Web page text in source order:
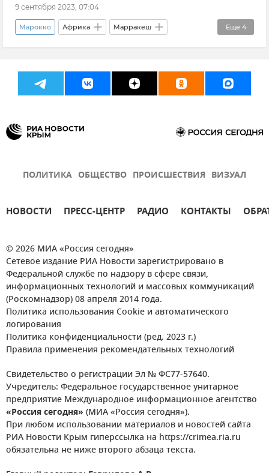
9 сентября 2023, 07:04
Еще 4
Марокко Африка Марракеш
Стихия Землетрясение Новости
В мире
ПОЛИТИКА ОБЩЕСТВО ПРОИСШЕСТВИЯ ВИЗУАЛ
НОВОСТИ ПРЕСС-ЦЕНТР РАДИО КОНТАКТЫ
© 2026 МИА «Россия сегодня»
Сетевое издание РИА Новости зарегистрировано в
Федеральной службе по надзору в сфере связи,
информационных технологий и массовых коммуникаций
(Роскомнадзор) 08 апреля 2014 года.
Политика использования Cookie и автоматического
логирования
Политика конфиденциальности (ред. 2023 г.)
Правила применения рекомендательных технологий
Свидетельство о регистрации Эл № ФС77-57640.
Учредитель: Федеральное государственное унитарное
предприятие Международное информационное агентство
«Россия сегодня» (МИА «Россия сегодня»).
При любом использовании материалов и новостей сайта
РИА Новости Крым гиперссылка на https://crimea.ria.ru
обязательна не ниже второго абзаца текста.